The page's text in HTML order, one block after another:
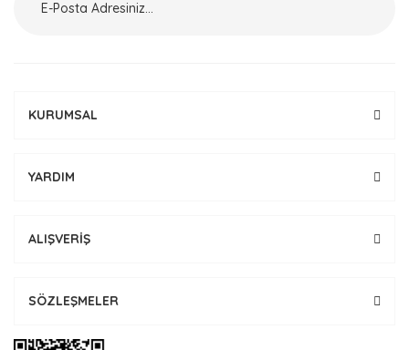
KURUMSAL
YARDIM
ALIŞVERİŞ
SÖZLEŞMELER